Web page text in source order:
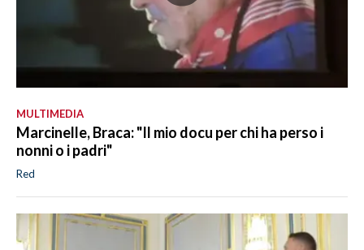
MULTIMEDIA
Marcinelle, Braca: "Il mio docu per chi ha perso i
nonni o i padri"
Red